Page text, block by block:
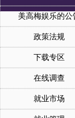
美高梅娱乐的公
政策法规
下载专区
在线调查
就业市场